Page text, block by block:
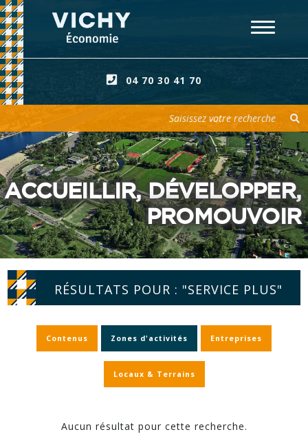
04 70 30 41 70
ACCUEILLIR, DÉVELOPPER,
PROMOUVOIR
RÉSULTATS POUR : "SERVICE PLUS"
Contenus Zones d'activités Entreprises
Locaux & Terrains
Aucun résultat pour cette recherche.